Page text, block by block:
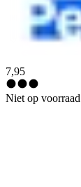
7,95
Niet op voorraad